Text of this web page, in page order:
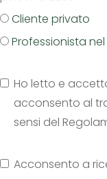
Cliente privato
Professionista
Ho letto e
acconsento al
sensi del
Acconsento a